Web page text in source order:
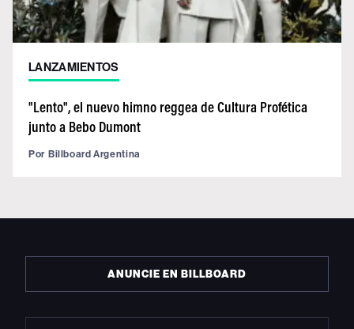
LANZAMIENTOS
"Lento", el nuevo himno reggea de Cultura Profética
junto a Bebo Dumont
Por Billboard Argentina
ANUNCIE EN BILLBOARD